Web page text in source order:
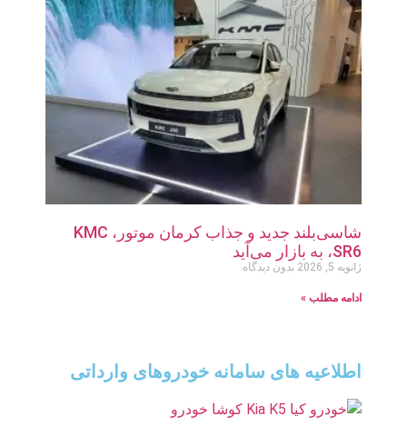
شاسی‌بلند جدید و جذاب کرمان موتور، KMC
SR6، به بازار می‌آید
ژانویه 5, 2026 بدون دیدگاه
ادامه مطلب »
اطلاعیه های سامانه خودروهای وارداتی